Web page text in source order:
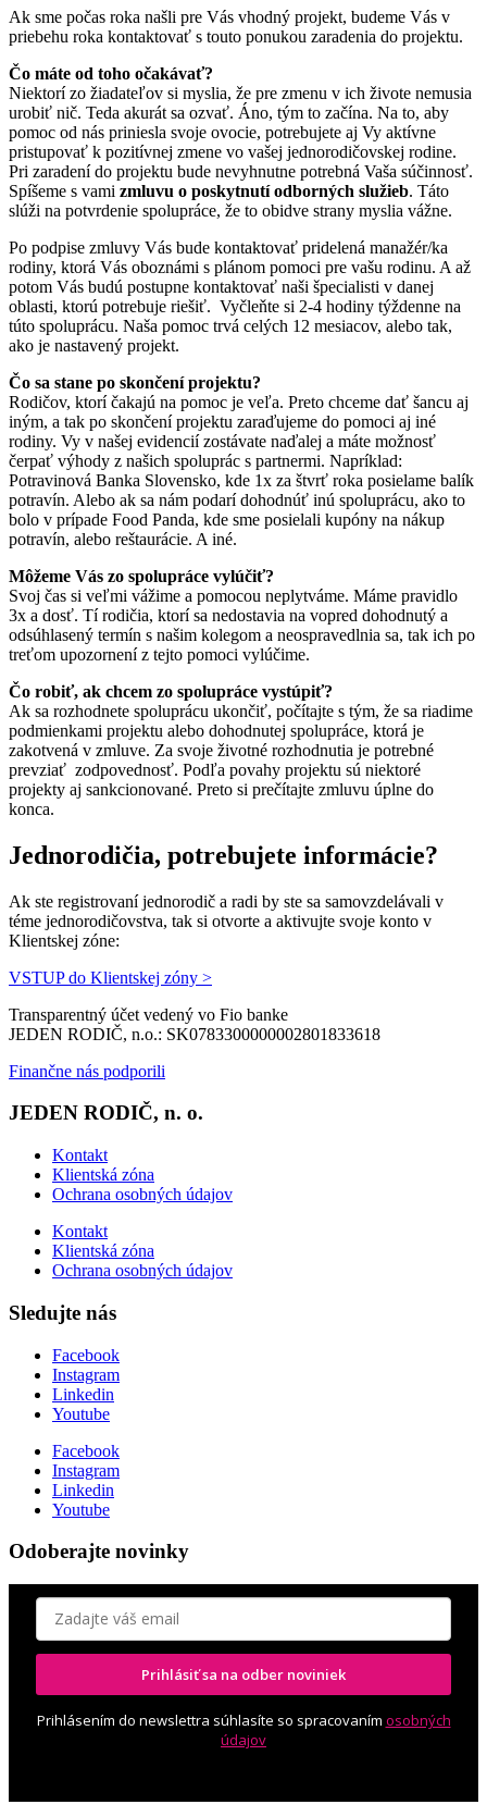
Ak sme počas roka našli pre Vás vhodný projekt, budeme Vás v
priebehu roka kontaktovať s touto ponukou zaradenia do projektu.
Čo máte od toho očakávať?
Niektorí zo žiadateľov si myslia, že pre zmenu v ich živote nemusia
urobiť nič. Teda akurát sa ozvať. Áno, tým to začína. Na to, aby
pomoc od nás priniesla svoje ovocie, potrebujete aj Vy aktívne
pristupovať k pozitívnej zmene vo vašej jednorodičovskej rodine.
Pri zaradení do projektu bude nevyhnutne potrebná Vaša súčinnosť.
Spíšeme s vami zmluvu o poskytnutí odborných služieb. Táto
slúži na potvrdenie spolupráce, že to obidve strany myslia vážne.
Po podpise zmluvy Vás bude kontaktovať pridelená manažér/ka
rodiny, ktorá Vás oboznámi s plánom pomoci pre vašu rodinu. A až
potom Vás budú postupne kontaktovať naši špecialisti v danej
oblasti, ktorú potrebuje riešiť. Vyčleňte si 2-4 hodiny týždenne na
túto spoluprácu. Naša pomoc trvá celých 12 mesiacov, alebo tak,
ako je nastavený projekt.
Čo sa stane po skončení projektu?
Rodičov, ktorí čakajú na pomoc je veľa. Preto chceme dať šancu aj
iným, a tak po skončení projektu zaraďujeme do pomoci aj iné
rodiny. Vy v našej evidencií zostávate naďalej a máte možnosť
čerpať výhody z našich spoluprác s partnermi. Napríklad:
Potravinová Banka Slovensko, kde 1x za štvrť roka posielame balík
potravín. Alebo ak sa nám podarí dohodnúť inú spoluprácu, ako to
bolo v prípade Food Panda, kde sme posielali kupóny na nákup
potravín, alebo reštaurácie. A iné.
Môžeme Vás zo spolupráce vylúčiť?
Svoj čas si veľmi vážime a pomocou neplytváme. Máme pravidlo
3x a dosť. Tí rodičia, ktorí sa nedostavia na vopred dohodnutý a
odsúhlasený termín s našim kolegom a neospravedlnia sa, tak ich po
treťom upozornení z tejto pomoci vylúčime.
Čo robiť, ak chcem zo spolupráce vystúpiť?
Ak sa rozhodnete spoluprácu ukončiť, počítajte s tým, že sa riadime
podmienkami projektu alebo dohodnutej spolupráce, ktorá je
zakotvená v zmluve. Za svoje životné rozhodnutia je potrebné
prevziať zodpovednosť. Podľa povahy projektu sú niektoré
projekty aj sankcionované. Preto si prečítajte zmluvu úplne do
konca.
Jednorodičia, potrebujete informácie?
Ak ste registrovaní jednorodič a radi by ste sa samovzdelávali v
téme jednorodičovstva, tak si otvorte a aktivujte svoje konto v
Klientskej zóne:
VSTUP do Klientskej zóny >
Transparentný účet vedený vo Fio banke
JEDEN RODIČ, n.o.: SK0783300000002801833618
Finančne nás podporili
JEDEN RODIČ, n. o.
Kontakt
Klientská zóna
Ochrana osobných údajov
Kontakt
Klientská zóna
Ochrana osobných údajov
Sledujte nás
Facebook
Instagram
Linkedin
Youtube
Facebook
Instagram
Linkedin
Youtube
Odoberajte novinky
Prihlásiť sa na odber noviniek
Prihlásením do newslettra súhlasíte so spracovaním osobných
údajov